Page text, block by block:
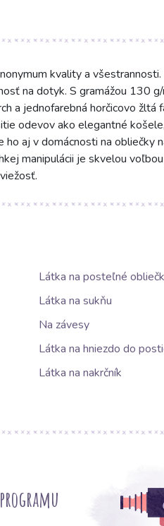
kvality a
na dotyk. S gramážou 130
a jednofarebná horčicovo žltá
odevov ako elegantné
aj v domácnosti na obliečky
manipulácii je skvelou
Látka na posteľné
Látka na sukňu
Na závesy
Látka na hniezdo do
Látka na nakrčník